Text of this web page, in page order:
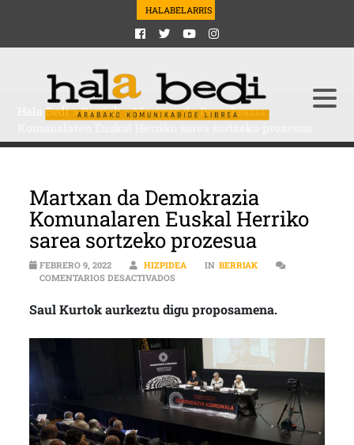
HALABELARRIS
Hala Bedi>Berriak>Martxan da Demokrazia
Martxan da Demokrazia
Komunalaren Euskal Herriko
sarea sortzeko prozesua
FEBRERO 9, 2022 HIZPIDEA IN BERRIAK
COMENTARIOS DESACTIVADOSEN MARTXAN DA DEMOKRAZIA
Saul Kurtok aurkeztu digu proposamena.